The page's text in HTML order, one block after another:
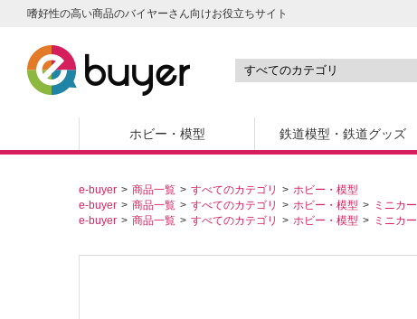
嗜好性の高い商品のバイヤーさん向けお役立ちサイト
ホビー・模型 鉄道模型・鉄道グッズ
e-buyer 商品一覧 すべてのカテゴリ
ホビー・模型
e-buyer
商品一覧 すべてのカテゴリ ホビー・模型
ミニカー
e-buyer
商品一覧 すべてのカテゴリ ホビー・模型 ミニカー